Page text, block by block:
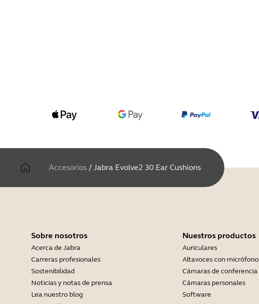
Accesorios / Jabra Evolve2 30 Ear Cushions
Sobre nosotros
Acerca de Jabra
Carreras profesionales
Sostenibilidad
Noticias y notas de prensa
Lea nuestro blog
Nuestros productos
Auriculares
Altavoces con micrófono
Cámaras de conferencia
Cámaras personales
Software